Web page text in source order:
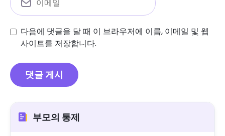
다음에 댓글을 달 때 이 브라우저에 이름, 이메일 및 웹
사이트를 저장합니다.
부모의 통제